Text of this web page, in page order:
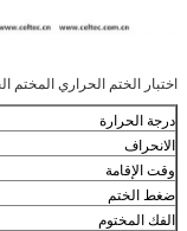
اختبار الختم الحراري المختم
درجة الحرارة
الانحراف
وقت الإقامة
ضغط الختم
الفك المختوم